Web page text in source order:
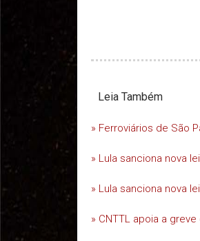
Leia Também
» Ferroviários de São
» Lula sanciona nova
» Lula sanciona nova
» CNTTL apoia a